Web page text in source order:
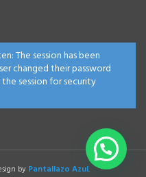
The session has been
changed their password
session for security
by Pantallazo Azul.